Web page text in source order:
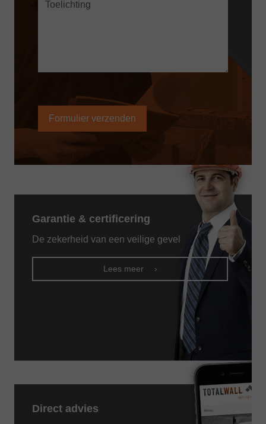
Garantie & certificering
De zekerheid van een veilige gevel
Lees meer
Direct advies